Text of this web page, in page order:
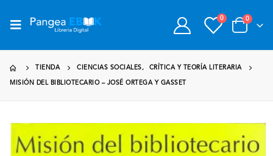
0 0
TIENDA CIENCIAS SOCIALES , CRÍTICA Y TEORÍA LITERARIA
MISIÓN DEL BIBLIOTECARIO – JOSÉ ORTEGA Y GASSET